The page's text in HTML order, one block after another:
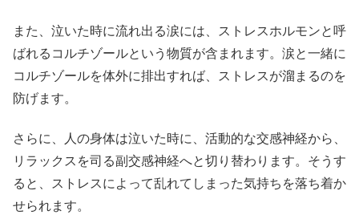
また、泣いた時に流れ出る涙には、ストレスホルモンと呼
ばれるコルチゾールという物質が含まれます。涙と一緒に
コルチゾールを体外に排出すれば、ストレスが溜まるのを
防げます。
さらに、人の身体は泣いた時に、活動的な交感神経から、
リラックスを司る副交感神経へと切り替わります。そうす
ると、ストレスによって乱れてしまった気持ちを落ち着か
せられます。